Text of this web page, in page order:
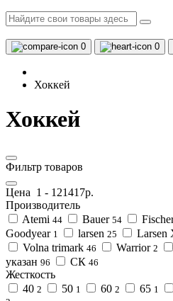
0 0
Хоккей
Хоккей
Фильтр товаров
Цена 1 - 121417р.
Производитель
Atemi 44 Bauer 54
Goodyear 1 larsen 25 Larsen
Volna trimark 46 Warrior 2
указан 96 СК 46
Жесткость
40 2 50 1 60 2 65 1